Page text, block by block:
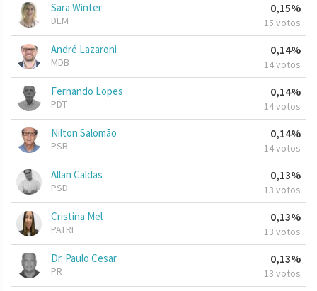
Sara Winter
DEM
0,15%
15 votos
André Lazaroni
MDB
0,14%
14 votos
Fernando Lopes
PDT
0,14%
14 votos
Nilton Salomão
PSB
0,14%
14 votos
Allan Caldas
PSD
0,13%
13 votos
Cristina Mel
PATRI
0,13%
13 votos
Dr. Paulo Cesar
PR
0,13%
13 votos